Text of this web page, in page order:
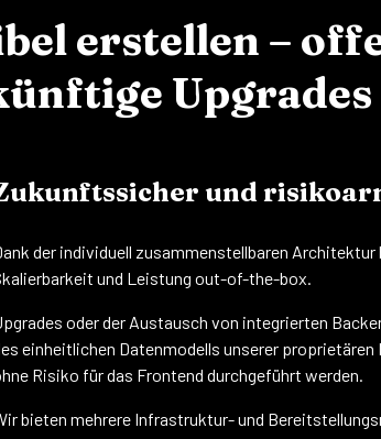
erstellen –
und
der individuell zusammenstellbaren
und Leistung out-of-the-box.
oder der Austausch von integrierten
einheitlichen Datenmodells unserer
Risiko für das Frontend durchgeführt werden.
bieten mehrere Infrastruktur- und